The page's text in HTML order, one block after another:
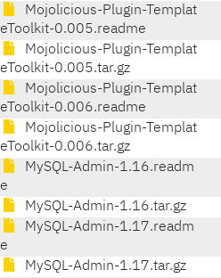
Mojolicious-Plugin-Templat
eToolkit-0.005.readme
Mojolicious-Plugin-Templat
eToolkit-0.005.tar.gz
Mojolicious-Plugin-Templat
eToolkit-0.006.readme
Mojolicious-Plugin-Templat
eToolkit-0.006.tar.gz
MySQL-Admin-1.16.readm
e
MySQL-Admin-1.16.tar.gz
MySQL-Admin-1.17.readm
e
MySQL-Admin-1.17.tar.gz